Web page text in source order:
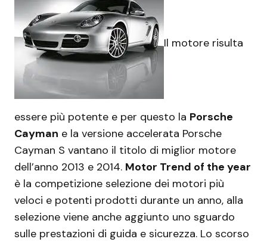
Il motore risulta
essere più potente e per questo la Porsche
Cayman e la versione accelerata Porsche
Cayman S vantano il titolo di miglior motore
dell’anno 2013 e 2014. Motor Trend of the year
è la competizione selezione dei motori più
veloci e potenti prodotti durante un anno, alla
selezione viene anche aggiunto uno sguardo
sulle prestazioni di guida e sicurezza. Lo scorso